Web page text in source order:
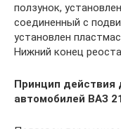
ползунок,
соединенный с
установлен
Нижний конец
Принцип действия
автомобилей ВАЗ